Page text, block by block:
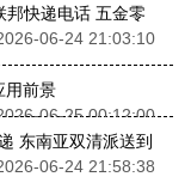
邦快递电话 五金零
06-24 21:03:10
用前景
06-25 00:12:00
东南亚双清派送到
06-24 21:58:38